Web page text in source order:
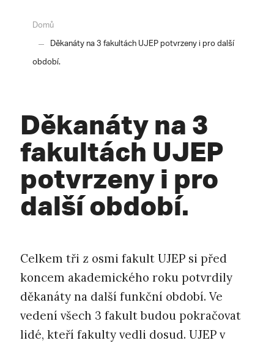
Domů
Děkanáty na 3 fakultách UJEP potvrzeny i pro další
období.
Děkanáty na 3
fakultách UJEP
potvrzeny i pro
další období.
Celkem tři z osmi fakult UJEP si před
koncem akademického roku potvrdily
děkanáty na další funkční období. Ve
vedení všech 3 fakult budou pokračovat
lidé, kteří fakulty vedli dosud. UJEP v